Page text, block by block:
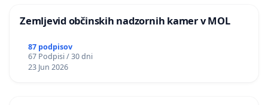
Zemljevid občinskih nadzornih kamer v MOL
87 podpisov
67 Podpisi / 30 dni
23 Jun 2026